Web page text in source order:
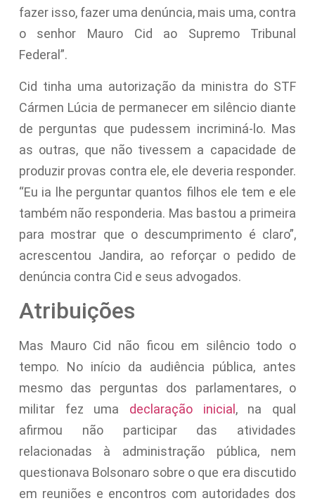
fazer isso, fazer uma denúncia, mais uma, contra
o senhor Mauro Cid ao Supremo Tribunal
Federal”.
Cid tinha uma autorização da ministra do STF
Cármen Lúcia de permanecer em silêncio diante
de perguntas que pudessem incriminá-lo. Mas
as outras, que não tivessem a capacidade de
produzir provas contra ele, ele deveria responder.
“Eu ia lhe perguntar quantos filhos ele tem e ele
também não responderia. Mas bastou a primeira
para mostrar que o descumprimento é claro”,
acrescentou Jandira, ao reforçar o pedido de
denúncia contra Cid e seus advogados.
Atribuições
Mas Mauro Cid não ficou em silêncio todo o
tempo. No início da audiência pública, antes
mesmo das perguntas dos parlamentares, o
militar fez uma declaração inicial , na qual
afirmou não participar das atividades
relacionadas à administração pública, nem
questionava Bolsonaro sobre o que era discutido
em reuniões e encontros com autoridades dos